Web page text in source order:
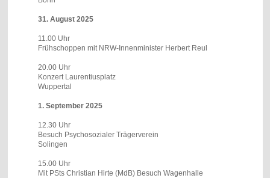
31. August 2025
11.00 Uhr
Frühschoppen mit NRW-Innenminister Herbert Reul
20.00 Uhr
Konzert Laurentiusplatz
Wuppertal
1. September 2025
12.30 Uhr
Besuch Psychosozialer Trägerverein
Solingen
15.00 Uhr
Mit PSts Christian Hirte (MdB) Besuch Wagenhalle